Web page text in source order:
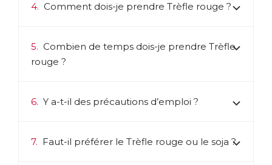
4. Comment dois-je prendre Trèfle rouge ?
5. Combien de temps dois-je prendre Trèfle
rouge ?
6. Y a-t-il des précautions d’emploi ?
7. Faut-il préférer le Trèfle rouge ou le soja ?